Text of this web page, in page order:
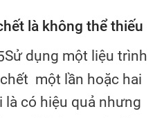
là không thể thiếu
Sử dụng một liệu trình
một lần hoặc hai
là có hiệu quả nhưng